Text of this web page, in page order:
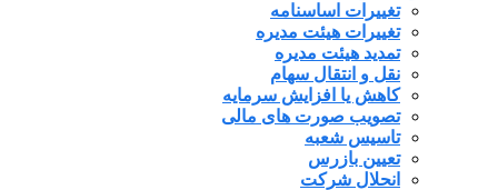
تغییرات اساسنامه
تغییرات هیئت مدیره
تمدید هیئت مدیره
نقل و انتقال سهام
کاهش یا افزایش سرمایه
تصویب صورت های مالی
تاسیس شعبه
تعیین بازرس
انحلال شرکت